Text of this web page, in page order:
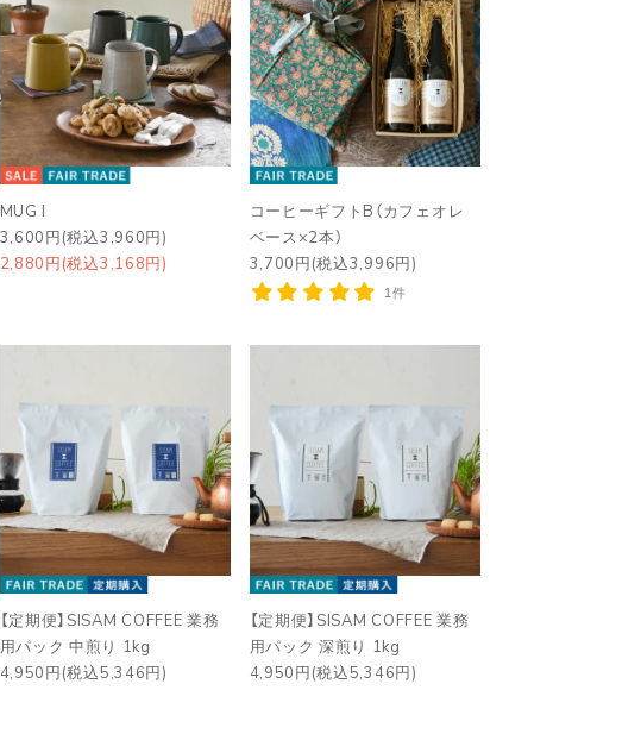
MUG I
3,600円(税込3,960円)
2,880円(税込3,168円)
コーヒーギフトB（カフェオレ
ベース×2本）
3,700円(税込3,996円)
1件
【定期便】SISAM COFFEE 業務
用パック 中煎り 1kg
4,950円(税込5,346円)
【定期便】SISAM COFFEE 業務
用パック 深煎り 1kg
4,950円(税込5,346円)